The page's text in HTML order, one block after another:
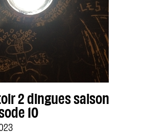
2 dingues saison
10